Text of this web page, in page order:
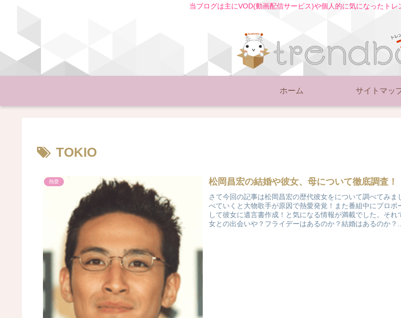
当ブログは主にVOD(動画配信サービス)や個人的に気になったトレ
ホーム サイトマッ
TOKIO
熱愛 松岡昌宏の結婚や彼女、母について徹底調査！
さて今回の記事は松岡昌宏の歴代彼女をについて調べてみま
べていくと大物歌手が原因で熱愛発覚！また番組中にプロポ
して彼女に遺言書作成！と気になる情報が満載でした。それ
女との出会いや？フライデーはあるのか？結婚はあるのか？...